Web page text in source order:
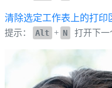
清除选定工作表上的打印
提示： Alt + N 打开下一